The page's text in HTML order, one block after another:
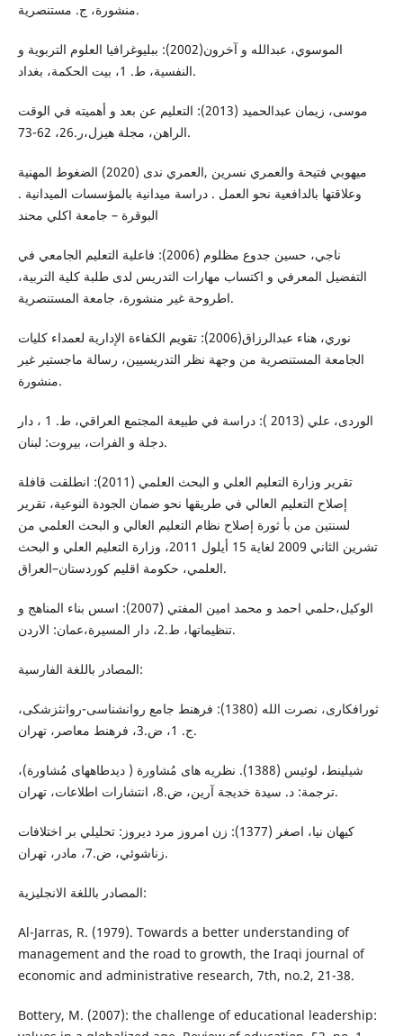
منشورة، ج. مستنصرية.
الموسوي، عبدالله و آخرون(2002): ببليوغرافيا العلوم التربوية و
النفسية، ط. 1، بيت الحكمة، بغداد.
موسى، زيمان عبدالحميد (2013): التعليم عن بعد و أهميته في الوقت
الراهن، مجلة هيزل،ر.26، 62-73.
ميهوبي فتيحة والعمري نسرين ,العمري ندى (2020) الضغوط المهنية
وعلاقتها بالدافعية نحو العمل . دراسة ميدانية بالمؤسسات الميدانية .
البوقرة – جامعة اكلي محند
ناجي، حسين جدوع مظلوم (2006): فاعلية التعليم الجامعي في
التفضيل المعرفي و اكتساب مهارات التدريس لدى طلبة كلية التربية،
اطروحة غير منشورة، جامعة المستنصرية.
نوري، هناء عبدالرزاق(2006): تقويم الكفاءة الإدارية لعمداء كليات
الجامعة المستنصرية من وجهة نظر التدريسيين، رسالة ماجستير غير
منشورة.
الوردى، علي (2013 ): دراسة في طبيعة المجتمع العراقي، ط. 1 ، دار
دجلة و الفرات، بيروت: لبنان.
تقرير وزارة التعليم العلي و البحث العلمي (2011): انطلقت قافلة
إصلاح التعليم العالي في طريقها نحو ضمان الجودة النوعية، تقرير
لسنتين من بأ ثورة إصلاح نظام التعليم العالي و البحث العلمي من
تشرين الثاني 2009 لغاية 15 أيلول 2011، وزارة التعليم العلي و البحث
العلمي، حكومة اقليم كوردستان–العراق.
الوكيل،حلمي احمد و محمد امين المفتي (2007): اسس بناء المناهج و
تنظيماتها، ط.2، دار المسيرة،عمان: الاردن.
المصادر باللغة الفارسية:
ثورافكارى، نصرت الله (1380): فرهنط جامع روانشناسى-روانثزشكى،
ج. 1، ض.3، فرهنط معاصر، تهران.
شيلينط، لوئيس (1388). نظريه هاى مُشاورة ( ديدطاههاى مُشاورة)،
ترجمة: د. سيدة خديجة آرين، ض.8، انتشارات اطلاعات، تهران.
كيهان نيا، اصغر (1377): زن امروز مرد ديروز: تحليلي بر اختلافات
زناشوئي، ض.7، مادر، تهران.
المصادر باللغة الانجليزية:
Al-Jarras, R. (1979). Towards a better understanding of
management and the road to growth, the Iraqi journal of
economic and administrative research, 7th, no.2, 21-38.
Bottery, M. (2007): the challenge of educational leadership: